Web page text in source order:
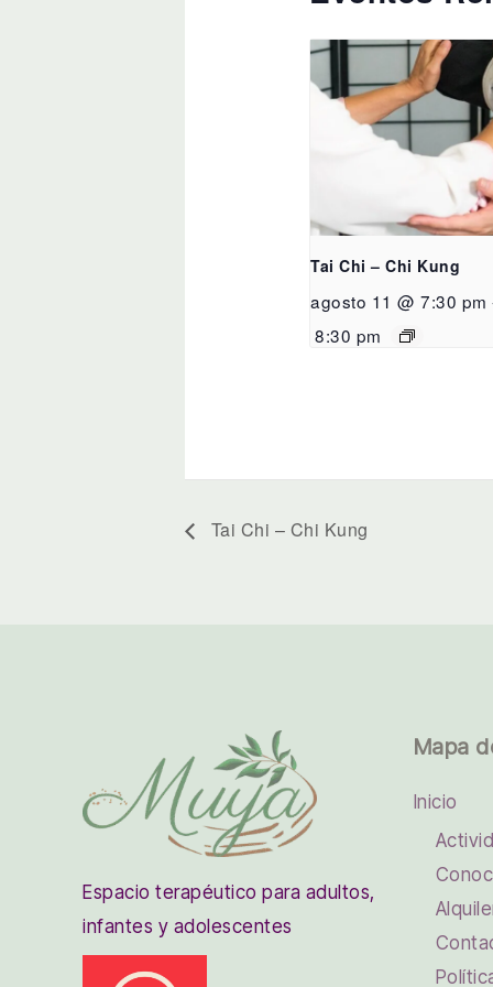
Tai Chi – Chi Kung
agosto 11 @ 7:30 pm
8:30 pm
Tai Chi – Chi Kung
Espacio terapéutico para adultos,
infantes y adolescentes
Mapa
Inicio